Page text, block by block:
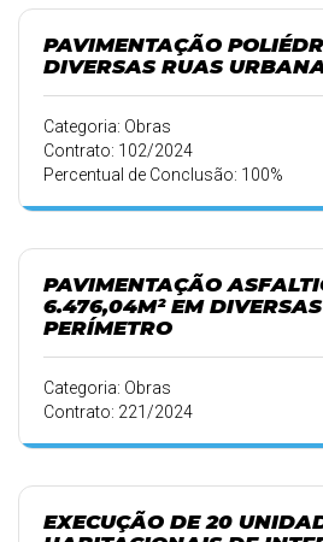
PAVIMENTAÇÃO
DIVERSAS RUAS
Categoria: Obras
Contrato: 102/2024
Percentual de Conclusão: 100%
PAVIMENTAÇÃO
6.476,04M² EM
PERÍMETRO
Categoria: Obras
Contrato: 221/2024
EXECUÇÃO DE 20